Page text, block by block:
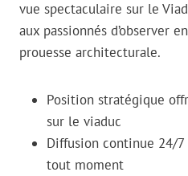
vue spectaculaire sur le
aux passionnés d’observer
prouesse architecturale.
Position stratégique
sur le viaduc
Diffusion continue 24/
tout moment